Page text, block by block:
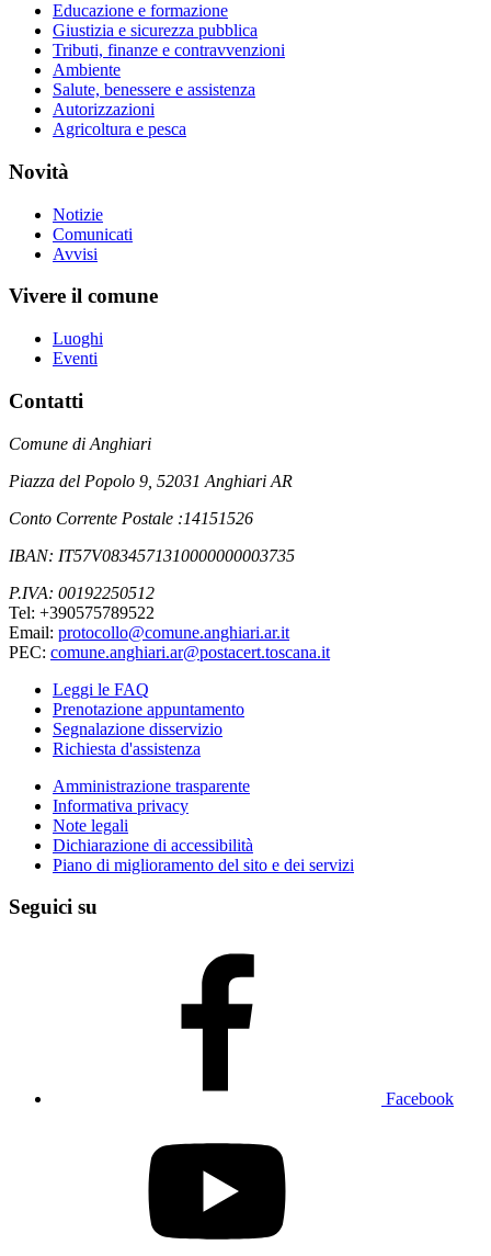
Educazione e formazione
Giustizia e sicurezza pubblica
Tributi, finanze e contravvenzioni
Ambiente
Salute, benessere e assistenza
Autorizzazioni
Agricoltura e pesca
Novità
Notizie
Comunicati
Avvisi
Vivere il comune
Luoghi
Eventi
Contatti
Comune di Anghiari
Piazza del Popolo 9, 52031 Anghiari AR
Conto Corrente Postale :14151526
IBAN: IT57V0834571310000000003735
P.IVA: 00192250512
Tel: +390575789522
Email: protocollo@comune.anghiari.ar.it
PEC: comune.anghiari.ar@postacert.toscana.it
Leggi le FAQ
Prenotazione appuntamento
Segnalazione disservizio
Richiesta d'assistenza
Amministrazione trasparente
Informativa privacy
Note legali
Dichiarazione di accessibilità
Piano di miglioramento del sito e dei servizi
Seguici su
Facebook